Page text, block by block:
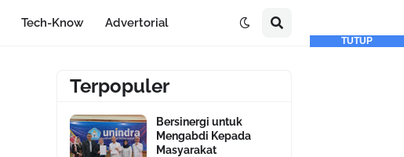
Tech-Know Advertorial
Terpopuler
Bersinergi untuk
Mengabdi Kepada
Masyarakat
TUTUP